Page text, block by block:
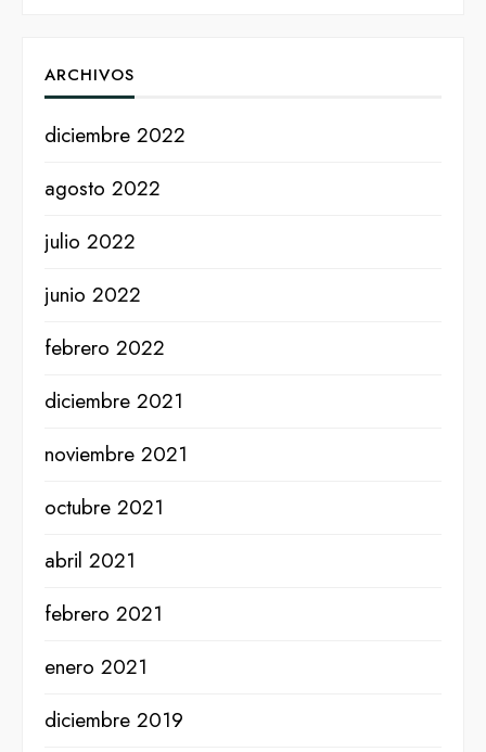
ARCHIVOS
diciembre 2022
agosto 2022
julio 2022
junio 2022
febrero 2022
diciembre 2021
noviembre 2021
octubre 2021
abril 2021
febrero 2021
enero 2021
diciembre 2019